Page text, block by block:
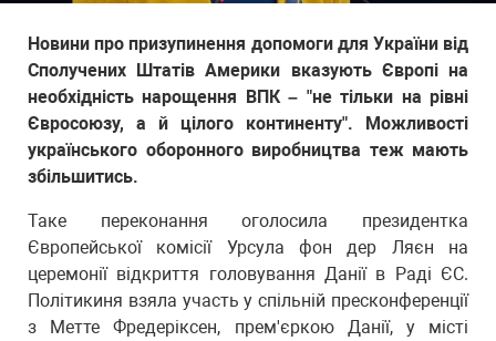
Новини про призупинення допомоги для України від
Сполучених Штатів Америки вказують Європі на
необхідність нарощення ВПК – "не тільки на рівні
Євросоюзу, а й цілого континенту". Можливості
українського оборонного виробництва теж мають
збільшитись.
Таке переконання оголосила президентка
Європейської комісії Урсула фон дер Ляєн на
церемонії відкриття головування Данії в Раді ЄС.
Політикиня взяла участь у спільній пресконференції
з Метте Фредеріксен, прем'єркою Данії, у місті